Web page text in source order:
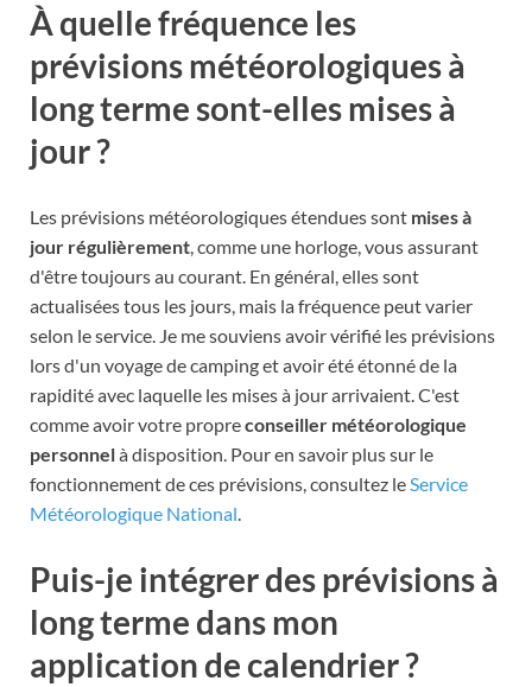
À quelle fréquence les
prévisions météorologiques à
long terme sont-elles mises à
jour ?
Les prévisions météorologiques étendues sont mises à
jour régulièrement, comme une horloge, vous assurant
d'être toujours au courant. En général, elles sont
actualisées tous les jours, mais la fréquence peut varier
selon le service. Je me souviens avoir vérifié les prévisions
lors d'un voyage de camping et avoir été étonné de la
rapidité avec laquelle les mises à jour arrivaient. C'est
comme avoir votre propreconseiller météorologique
personnelà disposition. Pour en savoir plus sur le
fonctionnement de ces prévisions, consultez leService
Météorologique National.
Puis-je intégrer des prévisions à
long terme dans mon
application de calendrier ?